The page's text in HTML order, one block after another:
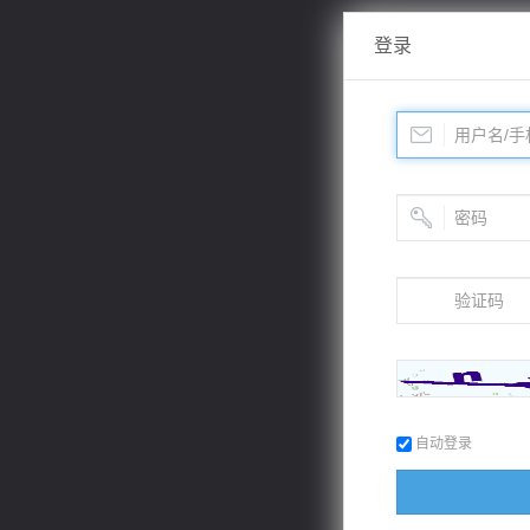
登录
自动登录